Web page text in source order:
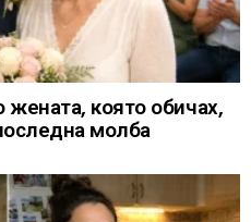
която обичах,
молба